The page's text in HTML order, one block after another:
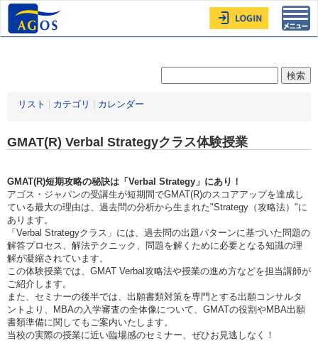
リスト カテゴリ カレンダー
GMAT(R) Verbal Strategyクラス体験授業
GMAT(R)短期攻略の秘訣は「Verbal Strategy」にあり！
アゴス・ジャパンの受講生が短期間でGMAT(R)のスコアアップを達成し
ている最大の理由は、過去問の分析から生まれた"Strategy（攻略法）"に
あります。
「Verbal Strategyクラス」には、過去問の出題パターンに基づいた問題の
解答プロセス、解法テクニック、問題を解くために必要となる知識の理
解が凝縮されています。
この体験授業では、GMAT Verbal攻略法や授業の進め方などを担当講師が
ご紹介します。
また、セミナーの後半では、出願書類対策を専門とする出願コンサルタ
ントより、MBAの入学審査の全体像について、GMATの役割やMBA出願
書類準備に関してもご案内いたします。
当校の実際の授業に近い臨場感のセミナー、ぜひお見逃しなく！